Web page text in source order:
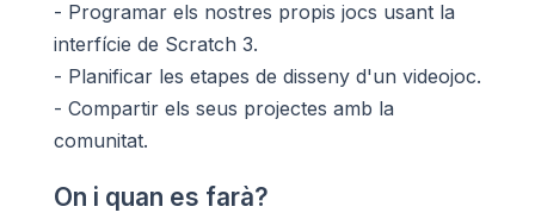
- Programar els nostres propis jocs usant la
interfície de Scratch 3.
- Planificar les etapes de disseny d'un videojoc.
- Compartir els seus projectes amb la
comunitat.
On i quan es farà?